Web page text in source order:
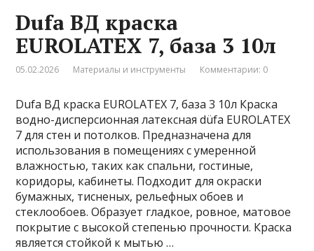
Dufa ВД краска
EUROLATEX 7, база 3 10л
05.02.2026 Материалы и инструменты Комментарии: 0
Dufa ВД краска EUROLATEX 7, база 3 10л Краска
водно-дисперсионная латексная düfa EUROLATEX
7 для стен и потолков. Предназначена для
использования в помещениях с умеренной
влажностью, таких как спальни, гостиные,
коридоры, кабинеты. Подходит для окраски
бумажных, тисненых, рельефных обоев и
стеклообоев. Образует гладкое, ровное, матовое
покрытие с высокой степенью прочности. Краска
является стойкой к мытью …